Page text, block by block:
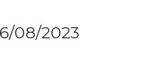
08/2023